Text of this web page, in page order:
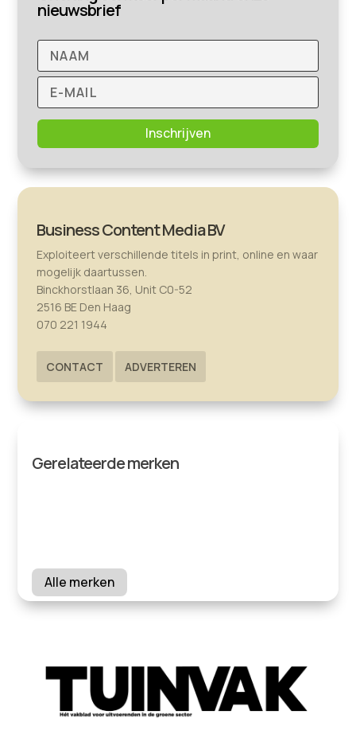
nieuwsbrief
Inschrijven
Business Content Media BV
Exploiteert verschillende titels in print, online en waar
mogelijk daartussen.
Binckhorstlaan 36, Unit C0-52
2516 BE Den Haag
070 221 1944
CONTACT ADVERTEREN
Gerelateerde merken
Alle merken